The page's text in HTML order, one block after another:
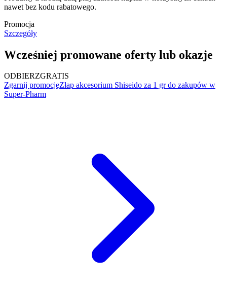
nawet bez kodu rabatowego.
Promocja
Szczegóły
Wcześniej promowane oferty lub okazje
ODBIERZGRATIS
Zgarnij promocjęZłap akcesorium Shiseido za 1 gr do zakupów w
Super-Pharm